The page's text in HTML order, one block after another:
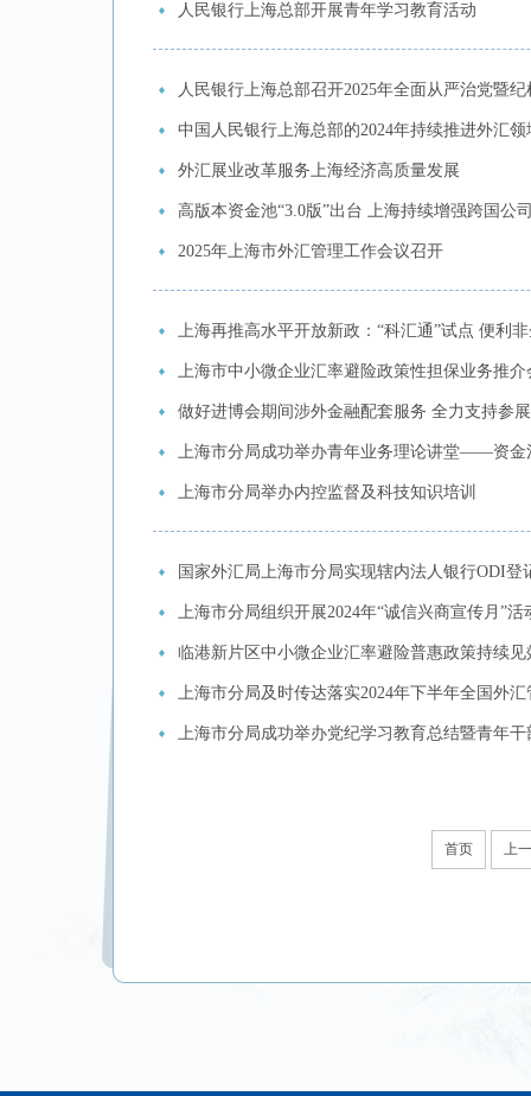
人民银行上海总部开展青年学习教育活动
人民银行上海总部召开2025年全面从严治党暨
中国人民银行上海总部的2024年持续推进外汇
外汇展业改革服务上海经济高质量发展
高版本资金池“3.0版”出台 上海持续增强跨国公
2025年上海市外汇管理工作会议召开
上海再推高水平开放新政：“科汇通”试点 便利
上海市中小微企业汇率避险政策性担保业务推介
做好进博会期间涉外金融配套服务 全力支持参
上海市分局成功举办青年业务理论讲堂——资金
上海市分局举办内控监督及科技知识培训
国家外汇局上海市分局实现辖内法人银行ODI登
上海市分局组织开展2024年“诚信兴商宣传月”活
临港新片区中小微企业汇率避险普惠政策持续见
上海市分局及时传达落实2024年下半年全国外
上海市分局成功举办党纪学习教育总结暨青年干
首页 上